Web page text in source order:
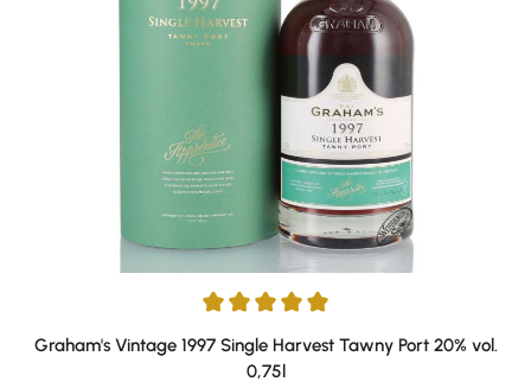
Durchschnittliche Bewertung von 5 von 5 Sternen
Graham's Vintage 1997 Single Harvest Tawny Port 20% vol.
0,75l